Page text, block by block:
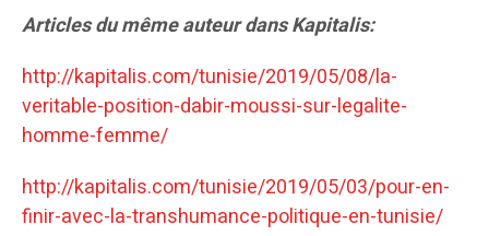
Articles du même auteur dans Kapitalis:
http://kapitalis.com/tunisie/2019/05/08/la-
veritable-position-dabir-moussi-sur-legalite-
homme-femme/
http://kapitalis.com/tunisie/2019/05/03/pour-en-
finir-avec-la-transhumance-politique-en-tunisie/